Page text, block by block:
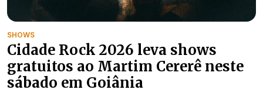
SHOWS
Cidade Rock 2026 leva shows
gratuitos ao Martim Cererê neste
sábado em Goiânia